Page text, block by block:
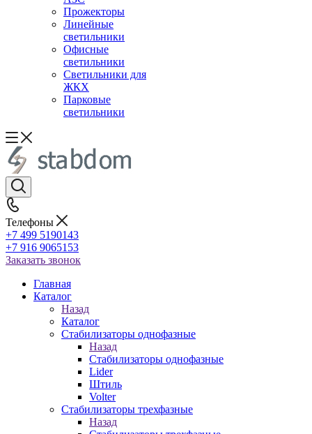
Прожекторы
Линейные
светильники
Офисные
светильники
Светильники для
ЖКХ
Парковые
светильники
Телефоны
+7 499 5190143
+7 916 9065153
Заказать звонок
Главная
Каталог
Назад
Каталог
Стабилизаторы однофазные
Назад
Стабилизаторы однофазные
Lider
Штиль
Volter
Стабилизаторы трехфазные
Назад